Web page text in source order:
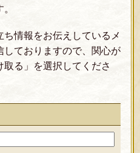
情報をお伝えしているメ
しておりますので、関心が
る」を選択してくださ